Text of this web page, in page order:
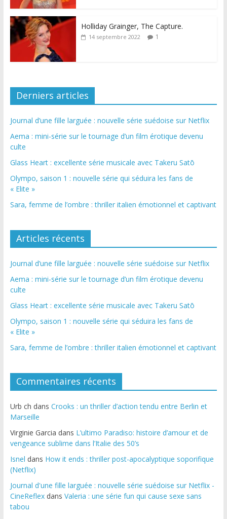
Holliday Grainger, The Capture.
14 septembre 2022 1
Derniers articles
Journal d’une fille larguée : nouvelle série suédoise sur Netflix
Aema : mini-série sur le tournage d’un film érotique devenu
culte
Glass Heart : excellente série musicale avec Takeru Satō
Olympo, saison 1 : nouvelle série qui séduira les fans de
« Elite »
Sara, femme de l’ombre : thriller italien émotionnel et captivant
Articles récents
Journal d’une fille larguée : nouvelle série suédoise sur Netflix
Aema : mini-série sur le tournage d’un film érotique devenu
culte
Glass Heart : excellente série musicale avec Takeru Satō
Olympo, saison 1 : nouvelle série qui séduira les fans de
« Elite »
Sara, femme de l’ombre : thriller italien émotionnel et captivant
Commentaires récents
Urb ch dans Crooks : un thriller d’action tendu entre Berlin et
Marseille
Virginie Garcia dans L’ultimo Paradiso: histoire d’amour et de
vengeance sublime dans l’Italie des 50’s
Isnel dans How it ends : thriller post-apocalyptique soporifique
(Netflix)
Journal d'une fille larguée : nouvelle série suédoise sur Netflix -
CineReflexdans Valeria : une série fun qui cause sexe sans
tabou